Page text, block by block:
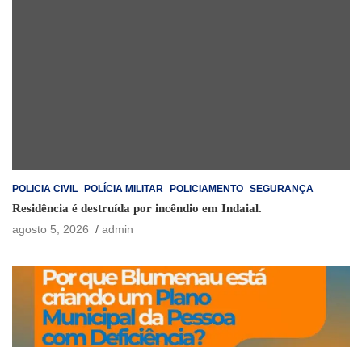
POLICIA CIVIL POLÍCIA MILITAR POLICIAMENTO SEGURANÇA
Residência é destruída por incêndio em Indaial.
agosto 5, 2026
admin